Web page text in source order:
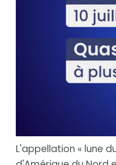
L'appellation « lune